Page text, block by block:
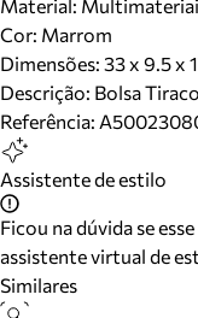
Material:
Cor: Marrom
Dimensões: 33 x 9.5 x
Descrição: Bolsa
Referência:
Assistente de estilo
Ficou na dúvida se
assistente virtual de
Similares